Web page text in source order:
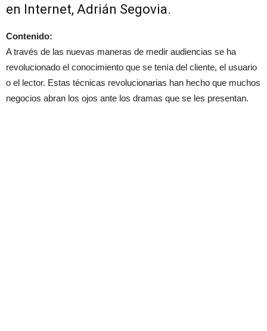
en Internet, Adrián Segovia.
Contenido:
A través de las nuevas maneras de medir audiencias se ha
revolucionado el conocimiento que se tenía del cliente, el usuario
o el lector. Estas técnicas revolucionarias han hecho que muchos
negocios abran los ojos ante los dramas que se les presentan.